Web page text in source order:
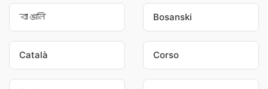
বাঙালি Bosanski
Català Corso